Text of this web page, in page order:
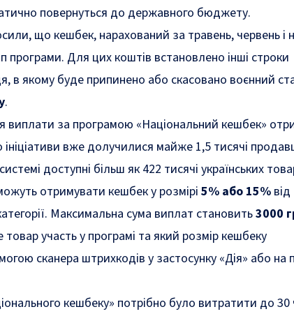
повернуться до державного бюджету.
що кешбек, нарахований за травень, червень і
програми. Для цих коштів встановлено інші строки
в якому буде припинено або скасовано воєнний
.
за програмою «Національний кешбек»
ініціативи вже долучилися майже 1,5 тисячі
доступні більш як 422 тисячі українських
отримувати кешбек у розмірі 5% або 15% від
Максимальна сума виплат становить3000
участь у програмі та який розмір кешбеку
сканера штрихкодів у застосунку «Дія» або на
кешбеку» потрібно було витратити до 30